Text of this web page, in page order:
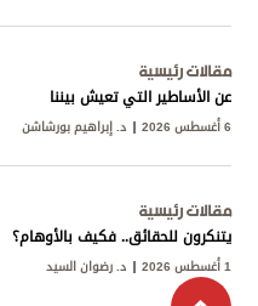
مقالات رئيسية
عن الأساطير التي تعيش بيننا
6 أغسطس 2026 د. إبراهيم بورشاشن
مقالات رئيسية
يتنكرون للحقائق.. فكيف بالأوهام؟
1 أغسطس 2026 د. رضوان السيد